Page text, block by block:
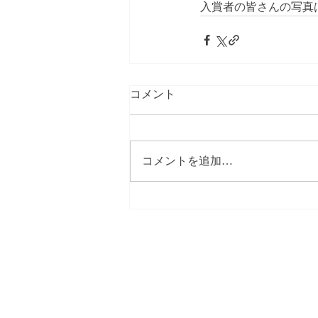
入賞者の皆さんの写真
コメント
コメントを追加…